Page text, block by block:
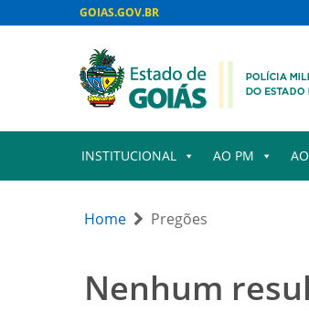
GOIAS.GOV.BR
INSTITUCIONAL AO PM
Home Pregões
Nenhum